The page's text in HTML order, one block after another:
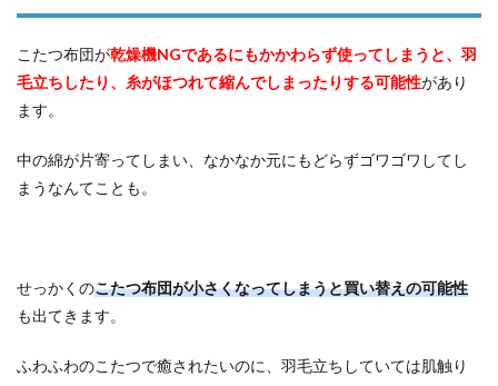
こたつ布団が乾燥機NGであるにもかかわらず使ってしまうと、羽
毛立ちしたり、糸がほつれて縮んでしまったりする可能性があり
ます。
中の綿が片寄ってしまい、なかなか元にもどらずゴワゴワしてし
まうなんてことも。
せっかくのこたつ布団が小さくなってしまうと買い替えの可能性
も出てきます。
ふわふわのこたつで癒されたいのに、羽毛立ちしていては肌触り